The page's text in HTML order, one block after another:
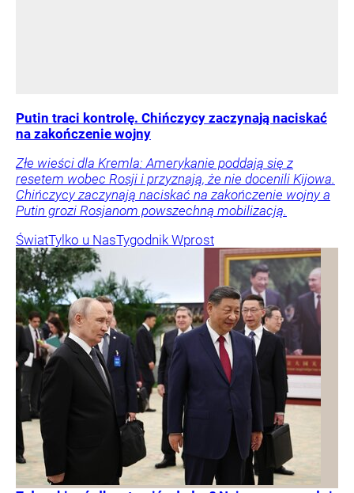
Putin traci kontrolę. Chińczycy zaczynają naciskać
na zakończenie wojny
Złe wieści dla Kremla: Amerykanie poddają się z
resetem wobec Rosji i przyznają, że nie docenili Kijowa.
Chińczycy zaczynają naciskać na zakończenie wojny a
Putin grozi Rosjanom powszechną mobilizacją.
ŚwiatTylko u NasTygodnik Wprost